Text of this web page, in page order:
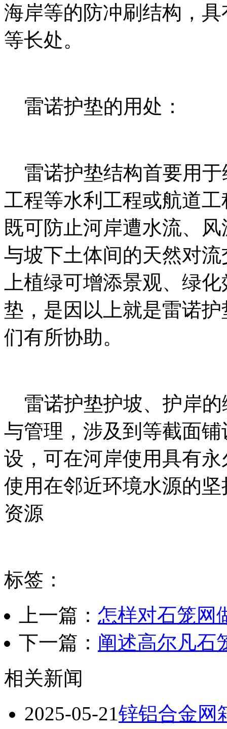
海岸等的防冲刷结构，
等长处。
雷诺护垫的用处：
雷诺护垫结构首要用于
工程等水利工程或航道
既可防止河岸遭水流、
与坡下土体间的天然对
上植绿可增添景观、绿
垫，是因以上就是雷诺
们有所协助。
雷诺护垫护坡、护岸的
与管理，涉及到等截面
设，可在河岸使用具有
使用在邻近环境水源的
资源
标签：
上一篇： 怎样对石笼网
下一篇： 阐述高尔凡石
相关新闻
2025-05-21锌铝合金网